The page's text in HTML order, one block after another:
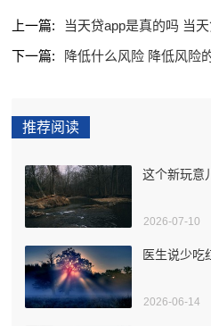
上一篇:
当天贷app是真的吗 当
下一篇:
降低什么风险 降低风险
推荐阅读
这个新玩意
2026-07-10
医生说少吃
2026-06-14